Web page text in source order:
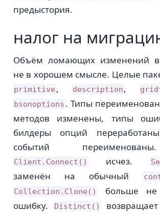
предыстория.
налог на
Объём ломающих изменений
не в хорошем смысле. Целые
primitive , description,
bsonoptions . Типы
методов изменены, типы
билдеры опций
событий
Client.Connect() исчез.
заменён на обычный
Collection.Clone()
больше не
ошибку.
Distinct()